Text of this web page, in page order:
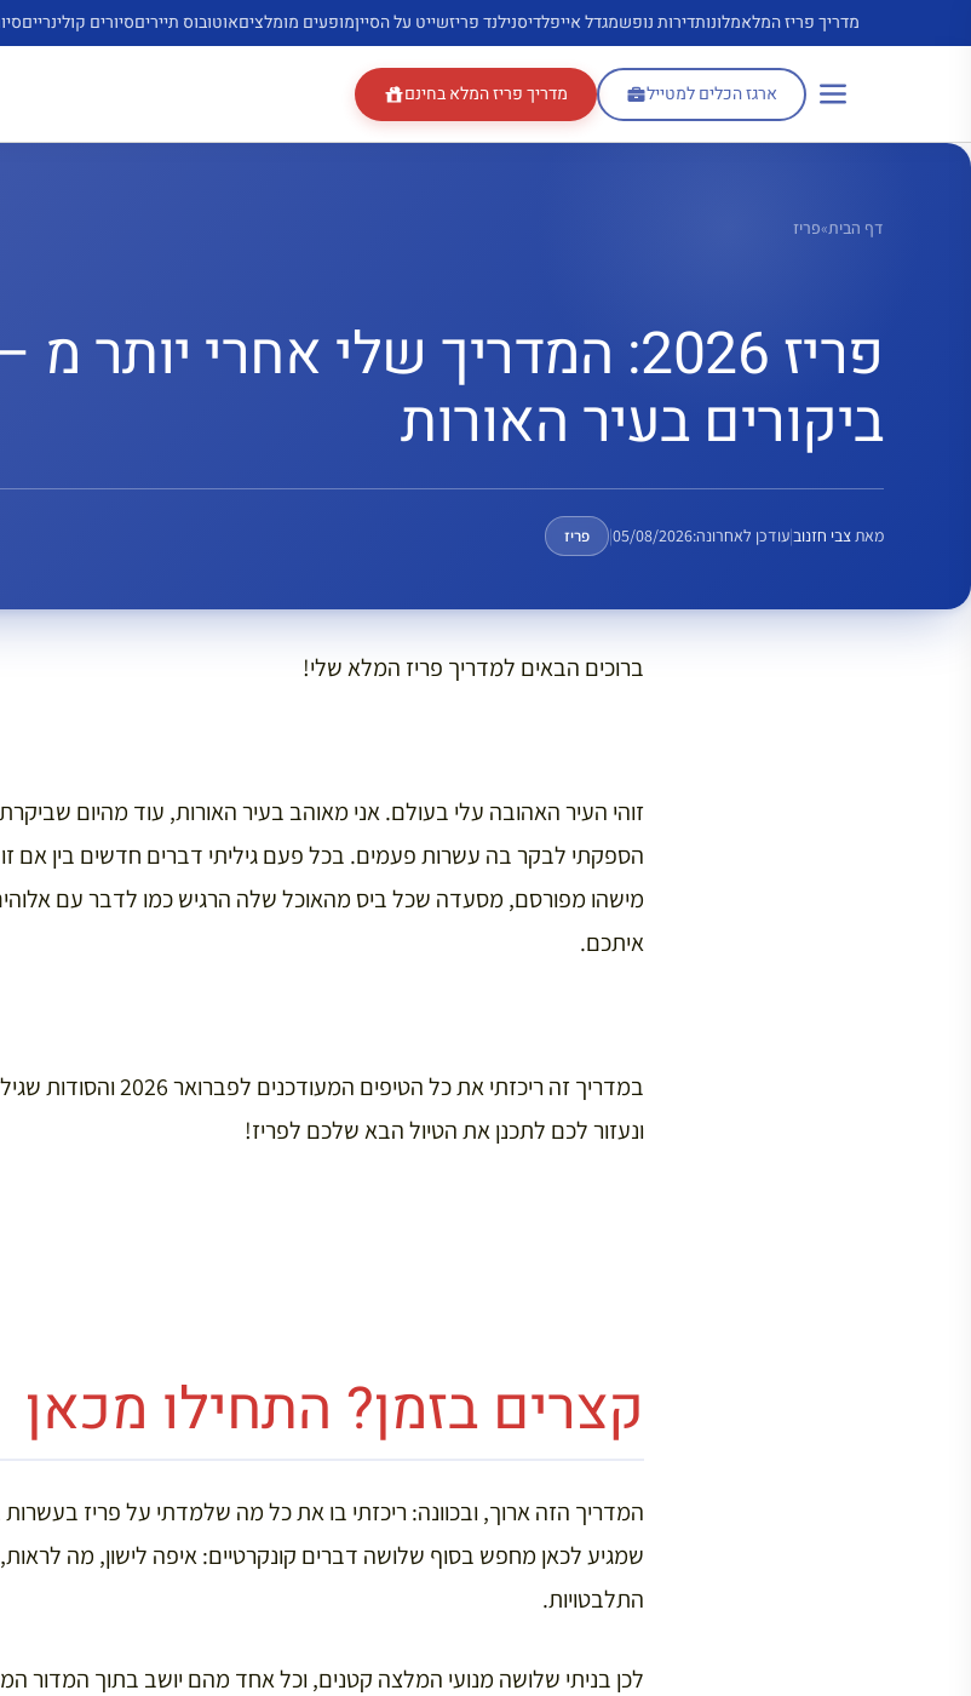
מדריך פריז המלאמלונותדירות נופשמגדל אייפלדיסנילנד פריזשייט על הסייןמופעים מומלציםאוטובוס תייריםסיורים קולינריים
ארגז הכלים למטייל מדריך פריז המלא בחינם
דף הבית»פריז
ביקורים בעיר האורות
מאתצבי חזנוב|עודכן לאחרונה:05/08/2026
| פריז
ברוכים הבאים למדריך פריז המלא שלי!
הספקתי לבקר בה עשרות פעמים. בכל פעם גיליתי דברים חדשים בין אם זו
מישהו מפורסם, מסעדה שכל ביס מהאוכל שלה הרגיש כמו לדבר עם
איתכם.
במדריך זה ריכזתי את כל
ונעזור לכם לתכנן את הטיול הבא שלכם לפריז!
קצרים בזמן? התחילו מכאן
המדריך הזה ארוך, ובכוונה: ריכזתי בו את כל מה שלמדתי על פריז בעשרות
שמגיע לכאן מחפש בסוף שלושה דברים קונקרטיים: איפה לישון, מה
התלבטויות.
לכן בניתי שלושה מנועי המלצה קטנים, וכל אחד מהם יושב בתוך המדור